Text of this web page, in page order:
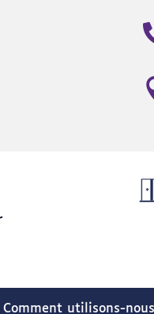
Comment utilisons-